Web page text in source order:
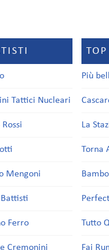
Tattici Nucleari
Mengoni
Ferro
Cremonini
Più
La
Torna
Perfect
Tutto
Fai